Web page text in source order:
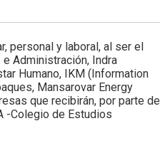
personal y laboral, al ser el
Administración, Indra
Humano, IKM (Information
Mansarovar Energy
que recibirán, por parte de
-Colegio de Estudios